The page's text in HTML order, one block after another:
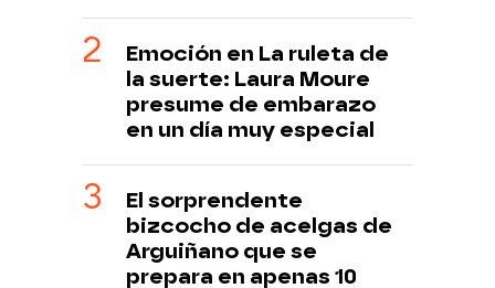
Emoción en La ruleta de
la suerte: Laura Moure
presume de embarazo
en un día muy especial
El sorprendente
bizcocho de acelgas de
Arguiñano que se
prepara en apenas 10